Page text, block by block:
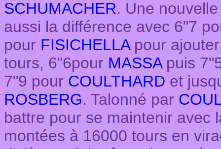
SCHUMACHER. Une
aussi la différence avec 6"7
pour FISICHELLApour
tours, 6"6pour MASSApuis
7"9 pour COULTHARD et
ROSBERG. Talonné par
battre pour se maintenir avec
montées à 16000 tours en